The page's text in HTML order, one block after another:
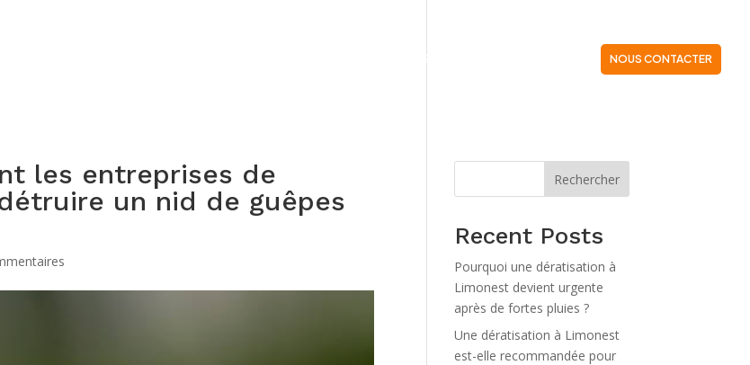
ZONES. D’INTERVENTION NOUS CONTACTER
les entreprises de
un nid de guêpes
Rechercher
Recent Posts
Pourquoi une dératisation à
Limonest devient urgente
après de fortes pluies ?
Une dératisation à Limonest
est-elle recommandée pour